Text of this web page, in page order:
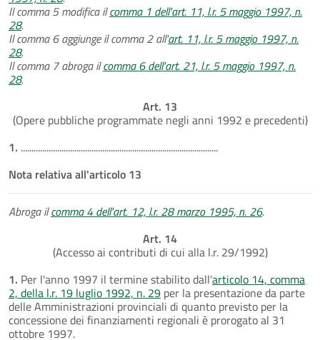
Il comma 5 modifica ilcomma 1 dell'art. 11, l.r. 5 maggio 1997, n.
28.
Il comma 6 aggiunge il comma 2 all'art. 11, l.r. 5 maggio 1997, n.
28.
Il comma 7 abroga ilcomma 6 dell'art. 21, l.r. 5 maggio 1997, n.
28.
Art. 13
(Opere pubbliche programmate negli anni 1992 e precedenti)
1. ............................................................................................
Nota relativa all'articolo 13
Abroga ilcomma 4 dell'art. 12, l.r. 28 marzo 1995, n. 26.
Art. 14
(Accesso ai contributi di cui alla l.r. 29/1992)
1. Per l'anno 1997 il termine stabilito dall'articolo 14, comma
2, della l.r. 19 luglio 1992, n. 29 per la presentazione da parte
delle Amministrazioni provinciali di quanto previsto per la
concessione dei finanziamenti regionali è prorogato al 31
ottobre 1997.